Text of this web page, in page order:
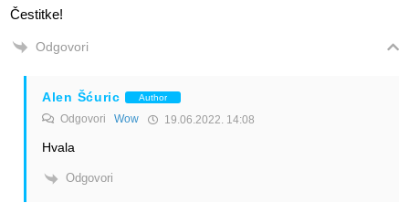
Čestitke!
Odgovori
Alen Šćuric Author
Odgovori Wow 19.06.2022. 14:08
Hvala
Odgovori